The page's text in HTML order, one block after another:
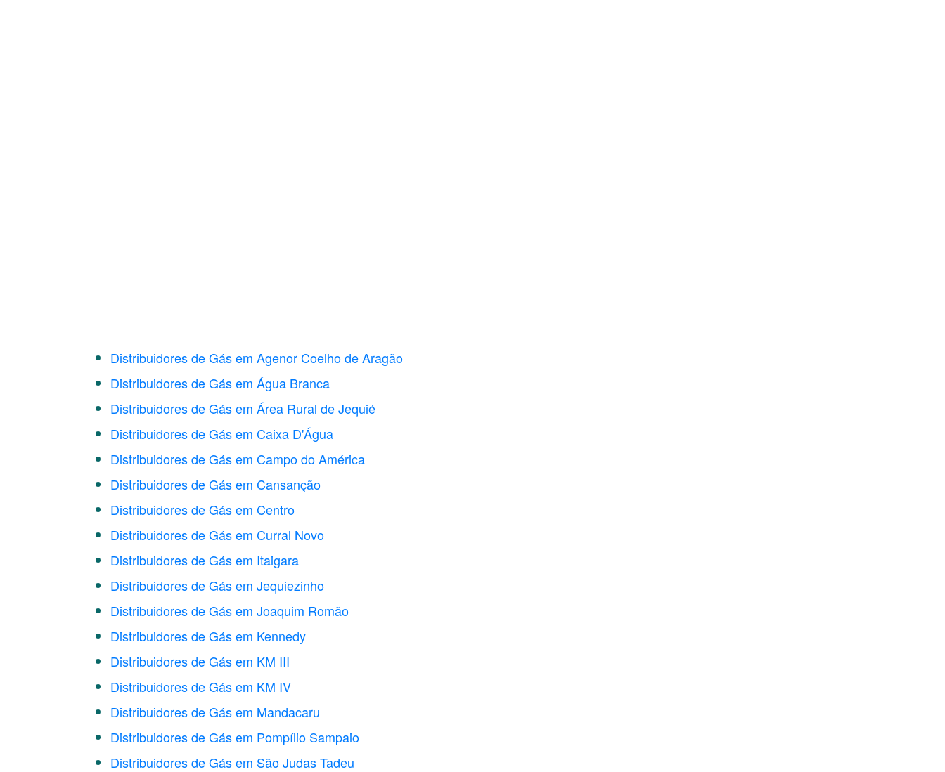
Distribuidores de Gás em Agenor Coelho de Aragão
Distribuidores de Gás em Água Branca
Distribuidores de Gás em Área Rural de Jequié
Distribuidores de Gás em Caixa D'Água
Distribuidores de Gás em Campo do América
Distribuidores de Gás em Cansanção
Distribuidores de Gás em Centro
Distribuidores de Gás em Curral Novo
Distribuidores de Gás em Itaigara
Distribuidores de Gás em Jequiezinho
Distribuidores de Gás em Joaquim Romão
Distribuidores de Gás em Kennedy
Distribuidores de Gás em KM III
Distribuidores de Gás em KM IV
Distribuidores de Gás em Mandacaru
Distribuidores de Gás em Pompílio Sampaio
Distribuidores de Gás em São Judas Tadeu